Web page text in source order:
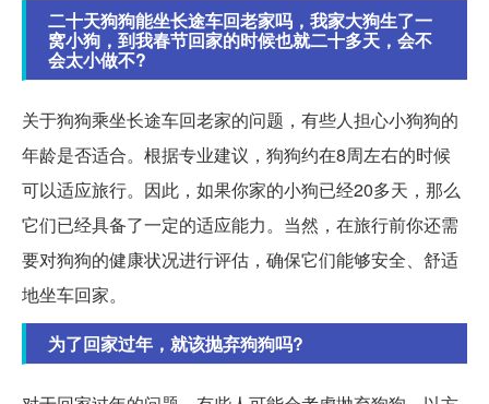
二十天狗狗能坐长途车回老家吗，我家大狗生了一
窝小狗，到我春节回家的时候也就二十多天，会不
会太小做不?
关于狗狗乘坐长途车回老家的问题，有些人担心小狗狗的
年龄是否适合。根据专业建议，狗狗约在8周左右的时候
可以适应旅行。因此，如果你家的小狗已经20多天，那么
它们已经具备了一定的适应能力。当然，在旅行前你还需
要对狗狗的健康状况进行评估，确保它们能够安全、舒适
地坐车回家。
为了回家过年，就该抛弃狗狗吗?